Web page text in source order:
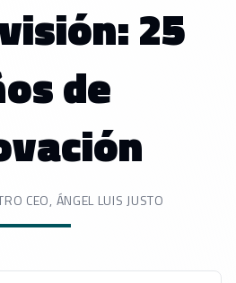
25
de
CEO, ÁNGEL LUIS JUSTO